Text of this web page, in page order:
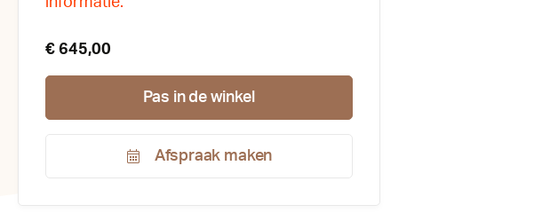
€ 645,00
Pas in de winkel
Afspraak maken